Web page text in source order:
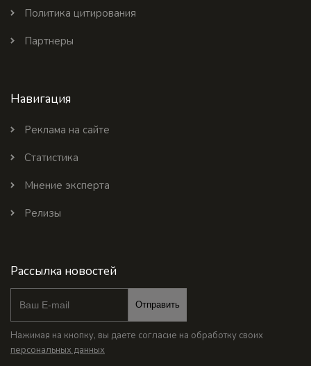
Политика цитирования
Партнеры
Навигация
Реклама на сайте
Статистика
Мнение эксперта
Релизы
Рассылка новостей
Отправить
Нажимая на кнопку, вы даете согласие на обработку своих
персональных данных